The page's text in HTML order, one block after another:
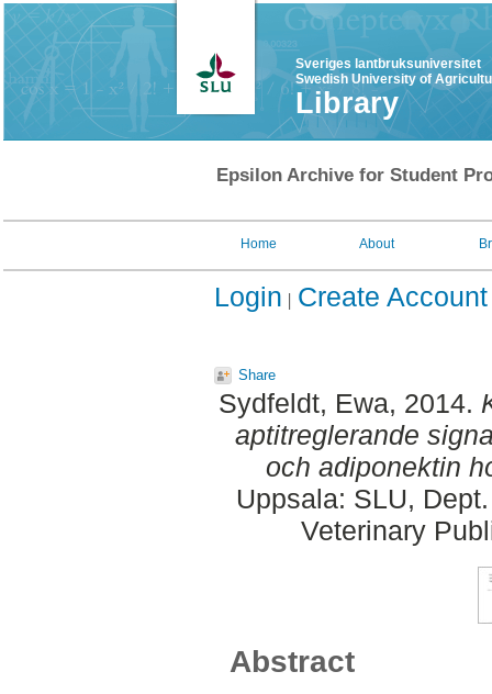
Sveriges lantbruksuniversitet
Swedish University of
Library
Epsilon Archive for Student
Home About
Login Create Account
Share
Sydfeldt, Ewa, 2014.
aptitreglerande
och adiponektin
Uppsala: SLU,
Veterinary
Abstract